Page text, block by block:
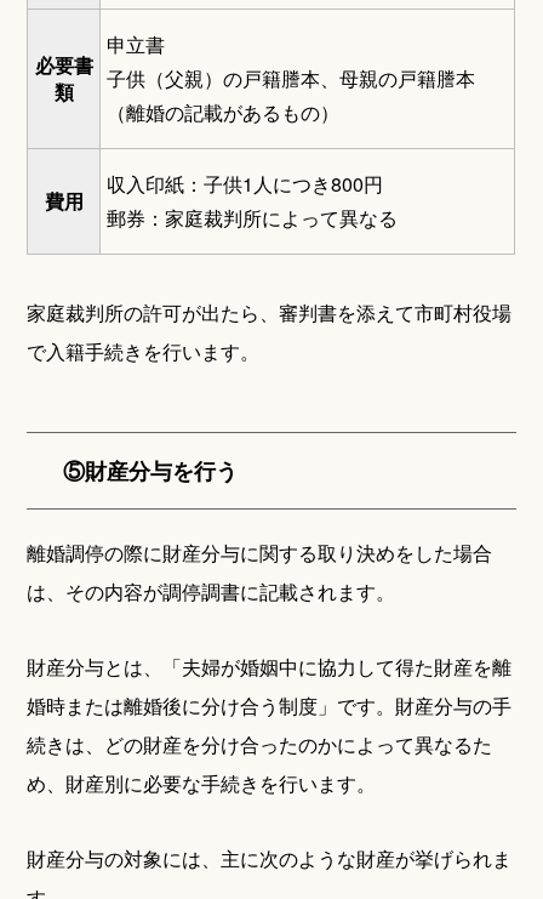
必要書
類
申立書
子供（父親）の戸籍謄本、母親の戸籍謄本
（離婚の記載があるもの）
費用
収入印紙：子供1人につき800円
郵券：家庭裁判所によって異なる
家庭裁判所の許可が出たら、審判書を添えて市町村役場
で入籍手続きを行います。
⑤財産分与を行う
離婚調停の際に財産分与に関する取り決めをした場合
は、その内容が調停調書に記載されます。
財産分与とは、「夫婦が婚姻中に協力して得た財産を離
婚時または離婚後に分け合う制度」です。財産分与の手
続きは、どの財産を分け合ったのかによって異なるた
め、財産別に必要な手続きを行います。
財産分与の対象には、主に次のような財産が挙げられま